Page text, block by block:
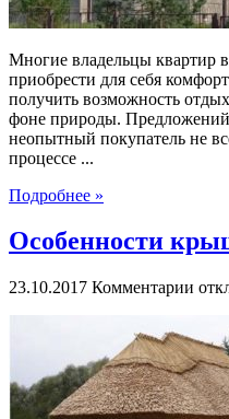
Многие владельцы квартир
приобрести для себя
получить возможность
фоне природы. Предложений
неопытный покупатель не
процессе ...
Подробнее »
Особенности
23.10.2017 Комментарии к
из